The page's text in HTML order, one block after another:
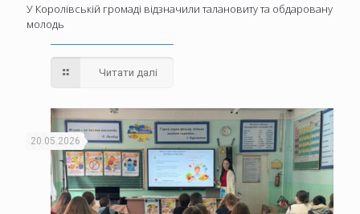
У Королівській громаді відзначили талановиту та обдаровану
молодь
Читати далі
20.05.2026